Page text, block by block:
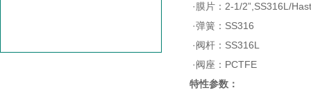
·膜片：2-1/2”,SS316L/
·弹簧：SS316
·阀杆：SS316L
·阀座：PCTFE
特性参数：